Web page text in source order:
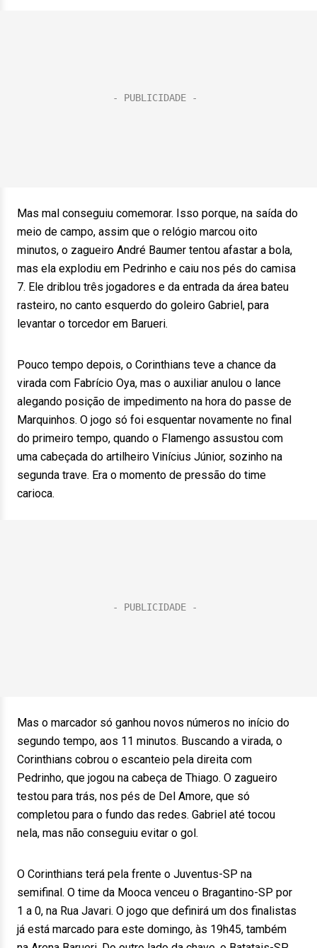
Mas mal conseguiu comemorar. Isso porque, na saída do
meio de campo, assim que o relógio marcou oito
minutos, o zagueiro André Baumer tentou afastar a bola,
mas ela explodiu em Pedrinho e caiu nos pés do camisa
7. Ele driblou três jogadores e da entrada da área bateu
rasteiro, no canto esquerdo do goleiro Gabriel, para
levantar o torcedor em Barueri.
Pouco tempo depois, o Corinthians teve a chance da
virada com Fabrício Oya, mas o auxiliar anulou o lance
alegando posição de impedimento na hora do passe de
Marquinhos. O jogo só foi esquentar novamente no final
do primeiro tempo, quando o Flamengo assustou com
uma cabeçada do artilheiro Vinícius Júnior, sozinho na
segunda trave. Era o momento de pressão do time
carioca.
Mas o marcador só ganhou novos números no início do
segundo tempo, aos 11 minutos. Buscando a virada, o
Corinthians cobrou o escanteio pela direita com
Pedrinho, que jogou na cabeça de Thiago. O zagueiro
testou para trás, nos pés de Del Amore, que só
completou para o fundo das redes. Gabriel até tocou
nela, mas não conseguiu evitar o gol.
O Corinthians terá pela frente o Juventus-SP na
semifinal. O time da Mooca venceu o Bragantino-SP por
1 a 0, na Rua Javari. O jogo que definirá um dos finalistas
já está marcado para este domingo, às 19h45, também